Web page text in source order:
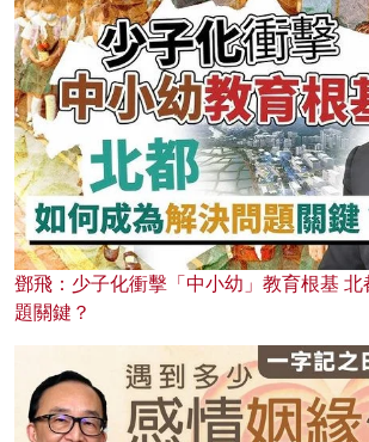
鄧飛：少子化衝擊「中小幼」教育根基
題關鍵？